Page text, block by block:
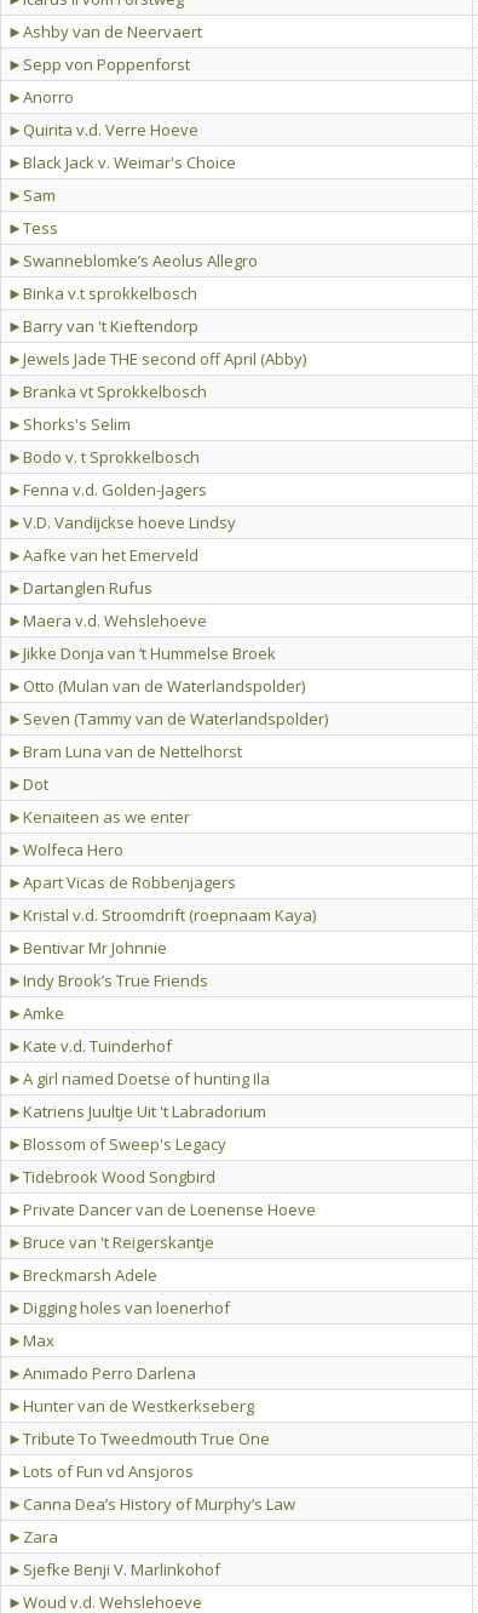
►Ashby van de Neervaert
►Sepp von Poppenforst
►Anorro
►Quirita v.d. Verre Hoeve
►Black Jack v. Weimar's Choice
►Sam
►Tess
►Swanneblomke’s Aeolus Allegro
►Binka v.t sprokkelbosch
►Barry van 't Kieftendorp
►Jewels Jade THE second off April (Abby)
►Branka vt Sprokkelbosch
►Shorks's Selim
►Bodo v. t Sprokkelbosch
►Fenna v.d. Golden-Jagers
►V.D. Vandijckse hoeve Lindsy
►Aafke van het Emerveld
►Dartanglen Rufus
►Maera v.d. Wehslehoeve
►Jikke Donja van ‘t Hummelse Broek
►Otto (Mulan van de Waterlandspolder)
►Seven (Tammy van de Waterlandspolder)
►Bram Luna van de Nettelhorst
►Dot
►Kenaiteen as we enter
►Wolfeca Hero
►Apart Vicas de Robbenjagers
►Kristal v.d. Stroomdrift (roepnaam Kaya)
►Bentivar Mr Johnnie
►Indy Brook’s True Friends
►Amke
►Kate v.d. Tuinderhof
►A girl named Doetse of hunting Ila
►Katriens Juultje Uit 't Labradorium
►Blossom of Sweep's Legacy
►Tidebrook Wood Songbird
►Private Dancer van de Loenense Hoeve
►Bruce van 't Reigerskantje
►Breckmarsh Adele
►Digging holes van loenerhof
►Max
►Animado Perro Darlena
►Hunter van de Westkerkseberg
►Tribute To Tweedmouth True One
►Lots of Fun vd Ansjoros
►Canna Dea’s History of Murphy’s Law
►Zara
►Sjefke Benji V. Marlinkohof
►Woud v.d. Wehslehoeve